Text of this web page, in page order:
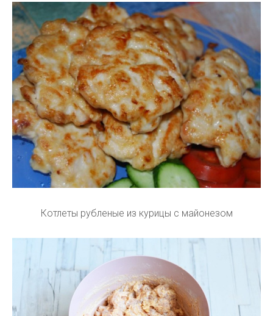
Котлеты рубленые из курицы с майонезом